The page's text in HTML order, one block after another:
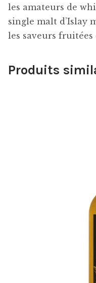
les amateurs de
single malt d’Islay
les saveurs fruitées
Produits